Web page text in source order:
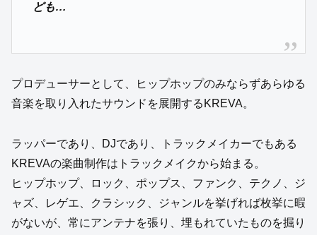
ども…
プロデューサーとして、ヒップホップのみならずあらゆる
音楽を取り入れたサウンドを展開するKREVA。
ラッパーであり、DJであり、トラックメイカーでもある
KREVAの楽曲制作はトラックメイクから始まる。
ヒップホップ、ロック、ポップス、ファンク、テクノ、ジ
ャズ、レゲエ、クラシック、ジャンルを挙げれば枚挙に暇
がないが、常にアンテナを張り、埋もれていたものを掘り